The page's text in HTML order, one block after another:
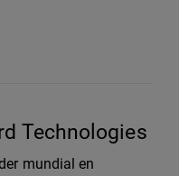
Technologies
mundial en